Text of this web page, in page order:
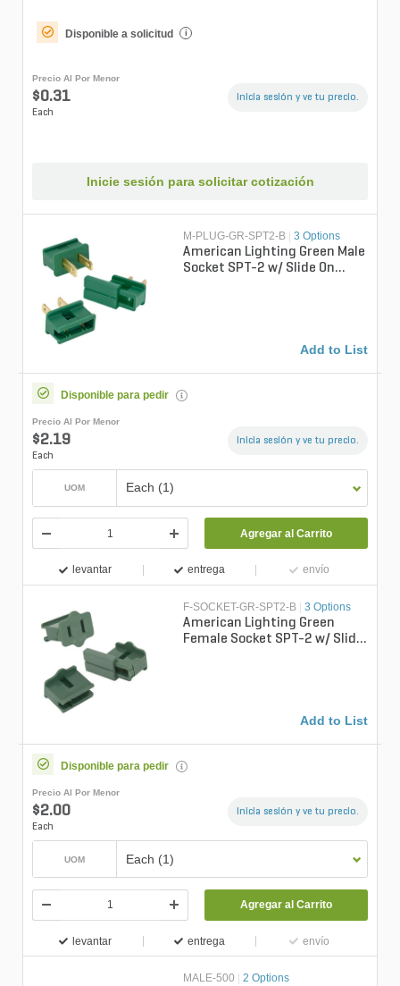
Disponible a solicitud i
Precio Al Por Menor
$0.31
Each
Inicia sesión y ve tu precio.
Inicie sesión para solicitar cotización
M-PLUG-GR-SPT2-B | 3 Options
American Lighting Green Male
Socket SPT-2 w/ Slide On
Add to List
Disponible para pedir
Precio Al Por Menor
$2.19
Each
Inicia sesión y ve tu precio.
UOM Each (1)
Agregar al Carrito
levantar entrega envío
F-SOCKET-GR-SPT2-B | 3 Options
American Lighting Green
Female Socket SPT-2 w/ Slide
Add to List
Disponible para pedir
Precio Al Por Menor
$2.00
Each
Inicia sesión y ve tu precio.
UOM Each (1)
Agregar al Carrito
levantar entrega envío
MALE-500 2 Options